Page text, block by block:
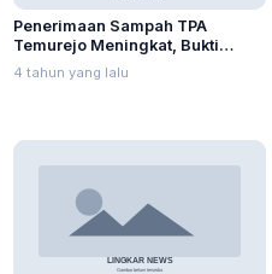
Penerimaan Sampah TPA
Temurejo Meningkat, Bukti
Masyarakat Blora Peduli
Kebersihan
4 tahun yang lalu